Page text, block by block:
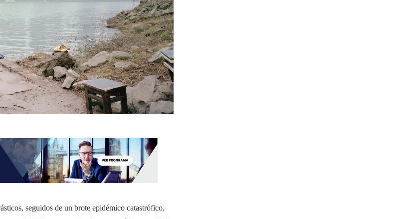
seguidos de un brote epidémico catastrófico,